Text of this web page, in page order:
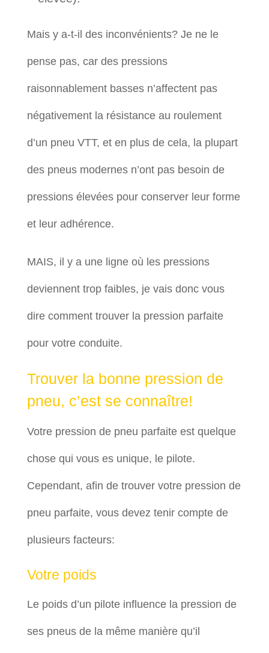
Mais y a-t-il des inconvénients? Je ne le
pense pas, car des pressions
raisonnablement basses n’affectent pas
négativement la résistance au roulement
d’un pneu VTT, et en plus de cela, la plupart
des pneus modernes n’ont pas besoin de
pressions élevées pour conserver leur forme
et leur adhérence.
MAIS, il y a une ligne où les pressions
deviennent trop faibles, je vais donc vous
dire comment trouver la pression parfaite
pour votre conduite.
Trouver la bonne pression de
pneu, c’est se connaître!
Votre pression de pneu parfaite est quelque
chose qui vous es unique, le pilote.
Cependant, afin de trouver votre pression de
pneu parfaite, vous devez tenir compte de
plusieurs facteurs:
Votre poids
Le poids d’un pilote influence la pression de
ses pneus de la même manière qu’il